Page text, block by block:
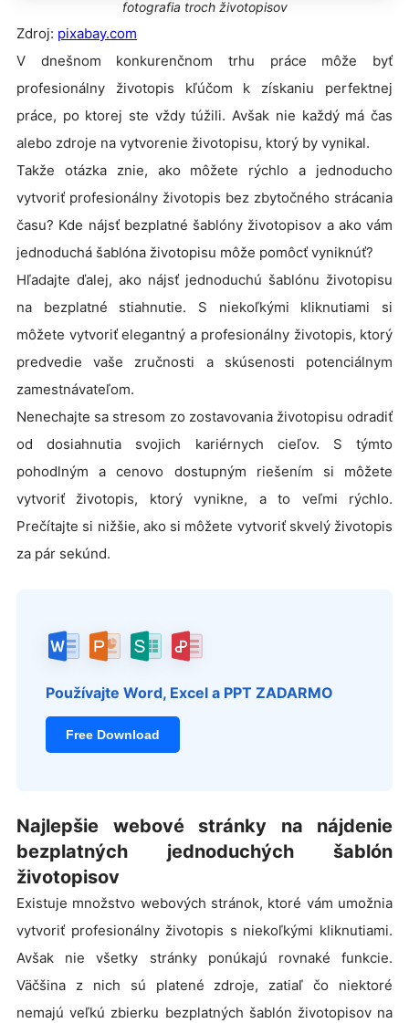
fotografia troch životopisov
Zdroj: pixabay.com
V dnešnom konkurenčnom trhu práce môže byť
profesionálny životopis kľúčom k získaniu perfektnej
práce, po ktorej ste vždy túžili. Avšak nie každý má čas
alebo zdroje na vytvorenie životopisu, ktorý by vynikal.
Takže otázka znie, ako môžete rýchlo a jednoducho
vytvoriť profesionálny životopis bez zbytočného strácania
času? Kde nájsť bezplatné šablóny životopisov a ako vám
jednoduchá šablóna životopisu môže pomôcť vyniknúť?
Hľadajte ďalej, ako nájsť jednoduchú šablónu životopisu
na bezplatné stiahnutie. S niekoľkými kliknutiami si
môžete vytvoriť elegantný a profesionálny životopis, ktorý
predvedie vaše zručnosti a skúsenosti potenciálnym
zamestnávateľom.
Nenechajte sa stresom zo zostavovania životopisu odradiť
od dosiahnutia svojich kariérnych cieľov. S týmto
pohodlným a cenovo dostupným riešením si môžete
vytvoriť životopis, ktorý vynikne, a to veľmi rýchlo.
Prečítajte si nižšie, ako si môžete vytvoriť skvelý životopis
za pár sekúnd.
Používajte Word, Excel a PPT ZADARMO
Free Download
Najlepšie webové stránky na nájdenie
bezplatných jednoduchých šablón
životopisov
Existuje množstvo webových stránok, ktoré vám umožnia
vytvoriť profesionálny životopis s niekoľkými kliknutiami.
Avšak nie všetky stránky ponúkajú rovnaké funkcie.
Väčšina z nich sú platené zdroje, zatiaľ čo niektoré
nemajú veľkú zbierku bezplatných šablón životopisov na